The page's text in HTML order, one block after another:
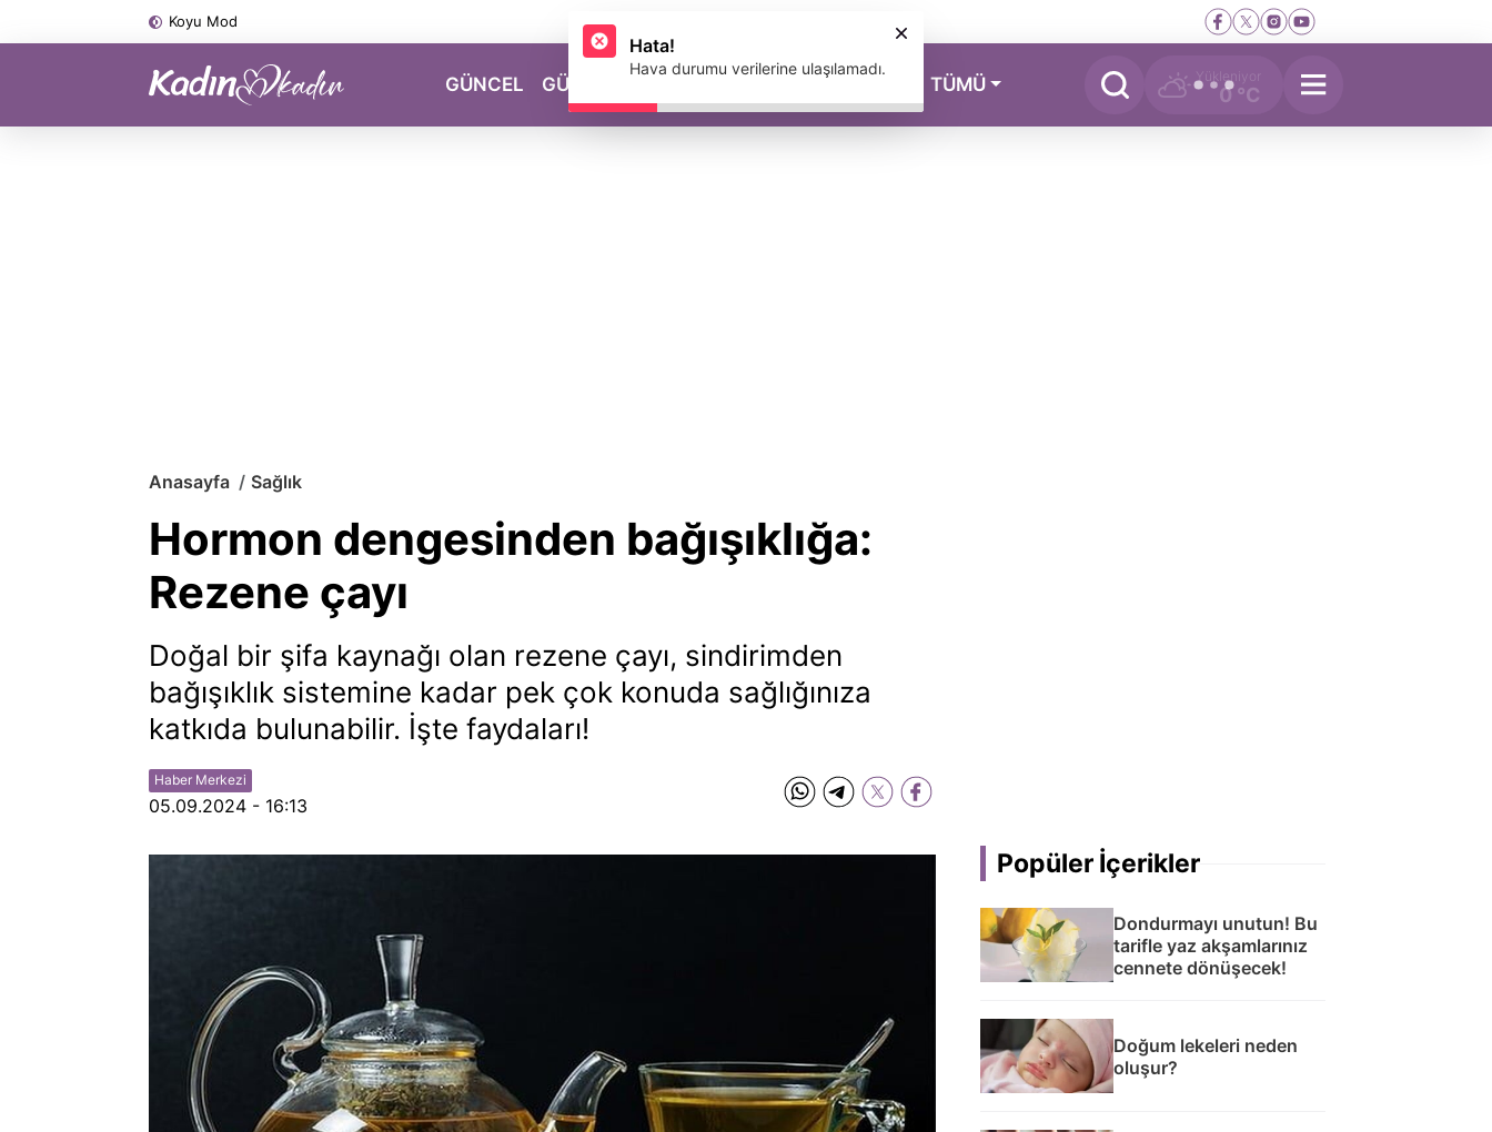
Koyu Mod
GÜNCEL GÜZELLİK MAGAZİN TÜMÜ Yükleniyor
0 °C
Anasayfa Sağlık
Hormon dengesinden bağışıklığa:
Rezene çayı
Doğal bir şifa kaynağı olan rezene çayı, sindirimden
bağışıklık sistemine kadar pek çok konuda sağlığınıza
katkıda bulunabilir. İşte faydaları!
Haber Merkezi
05.09.2024 - 16:13
Popüler İçerikler
Dondurmayı unutun! Bu
tarifle yaz akşamlarınız
cennete dönüşecek!
Doğum lekeleri neden
oluşur?
Hata!
Hava durumu verilerine ulaşılamadı.